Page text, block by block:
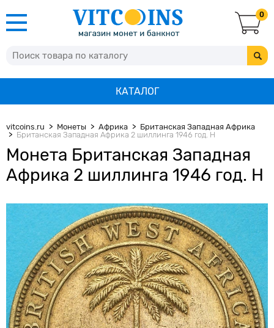
0
КАТАЛОГ
vitcoins.ru Монеты Африка
Британская Западная Африка
Британская Западная Африка 2 шиллинга 1946 год. H
Монета Британская Западная
Африка 2 шиллинга 1946 год. H